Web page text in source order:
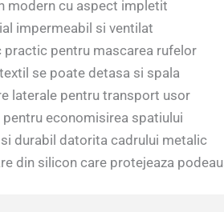
modern cu aspect impletit
impermeabil si ventilat
practic pentru mascarea rufelor
se poate detasa si spala
laterale pentru transport usor
pentru economisirea spatiului
durabil datorita cadrului metalic
din silicon care protejeaza